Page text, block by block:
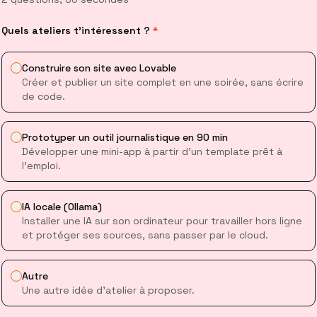
Envoyer vos sauvegardes sur votre compte GitHub.
2. ATELIER : CRÉER ET METTRE À JOUR VOTRE DÉPÔT
:Avoir un compte GitHub et avoir installé git (cherchez
: CRÉER LE DÉPÔT SUR GITHUB
GitHub, cliquez sur + > New repository
un nom (ex:
Quels ateliers t’intéressent ? *
Construire son site avec Lovable
Créer et publier un site complet en une soirée, sans écrire
de code.
Prototyper un outil journalistique en 90 min
Développer une mini-app à partir d’un template prêt à
l’emploi.
IA locale (Ollama)
Installer une IA sur son ordinateur pour travailler hors ligne
et protéger ses sources, sans passer par le cloud.
Autre
Une autre idée d’atelier à proposer.